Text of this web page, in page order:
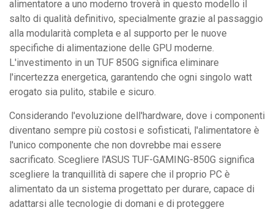
alimentatore a uno moderno troverà in questo modello il
salto di qualità definitivo, specialmente grazie al passaggio
alla modularità completa e al supporto per le nuove
specifiche di alimentazione delle GPU moderne.
L'investimento in un TUF 850G significa eliminare
l'incertezza energetica, garantendo che ogni singolo watt
erogato sia pulito, stabile e sicuro.
Considerando l'evoluzione dell'hardware, dove i componenti
diventano sempre più costosi e sofisticati, l'alimentatore è
l'unico componente che non dovrebbe mai essere
sacrificato. Scegliere l'ASUS TUF-GAMING-850G significa
scegliere la tranquillità di sapere che il proprio PC è
alimentato da un sistema progettato per durare, capace di
adattarsi alle tecnologie di domani e di proteggere